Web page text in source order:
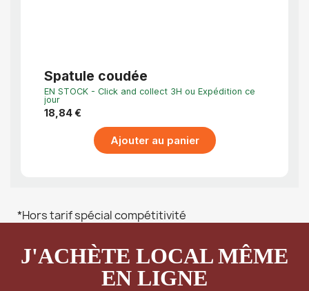
Spatule coudée
EN STOCK - Click and collect 3H ou Expédition ce
jour
18,84 €
Ajouter au panier
*Hors tarif spécial compétitivité
J'ACHÈTE LOCAL MÊME
EN LIGNE